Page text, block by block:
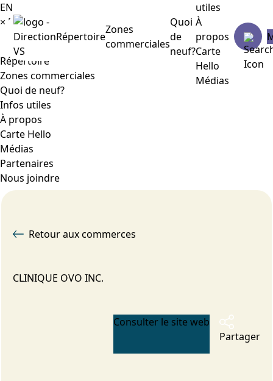
Répertoire
Zones
commerciales
Quoi
de
neuf?
utiles
À
propos
Carte
Hello
Médias
EN
× Menu
Répertoire
Zones commerciales
Quoi de neuf?
Infos utiles
À propos
Carte Hello
Médias
Partenaires
Nous joindre
Retour aux commerces
CLINIQUE OVO INC.
Consulter le site web
Partager